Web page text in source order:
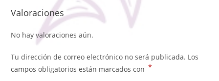
Valoraciones
No hay valoraciones aún.
Tu dirección de correo electrónico no será publicada. Los
campos obligatorios están marcados con *